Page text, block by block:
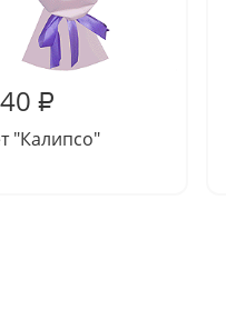
₽
"Калипсо"